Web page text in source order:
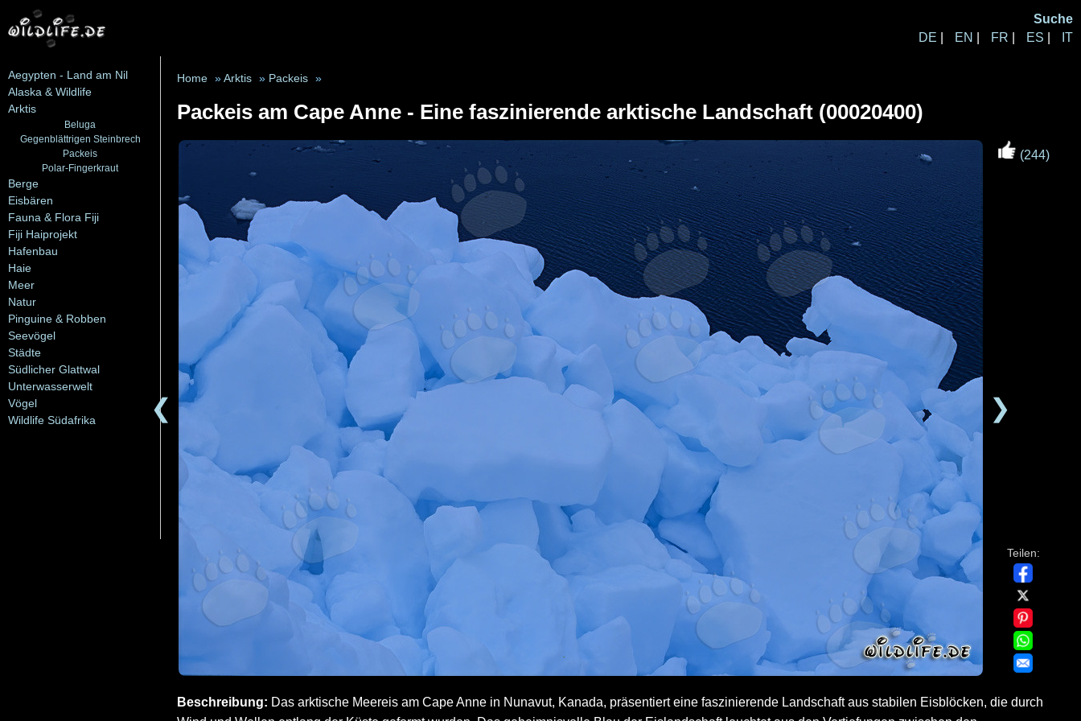
Suche
DE
EN FR ES IT
Aegypten - Land am Nil
Alaska & Wildlife
Arktis
Beluga
Gegenblättrigen Steinbrech
Packeis
Polar-Fingerkraut
Berge
Eisbären
Fauna & Flora Fiji
Fiji Haiprojekt
Hafenbau
Haie
Meer
Natur
Pinguine & Robben
Seevögel
Städte
Südlicher Glattwal
Unterwasserwelt
Vögel
Wildlife Südafrika
Home » Arktis » Packeis »
Packeis am Cape Anne - Eine faszinierende arktische Landschaft (00020400)
❮ ❯
(244)
Teilen:
Beschreibung: Das arktische Meereis am Cape Anne in Nunavut, Kanada, präsentiert eine faszinierende Landschaft aus stabilen Eisblöcken, die durch